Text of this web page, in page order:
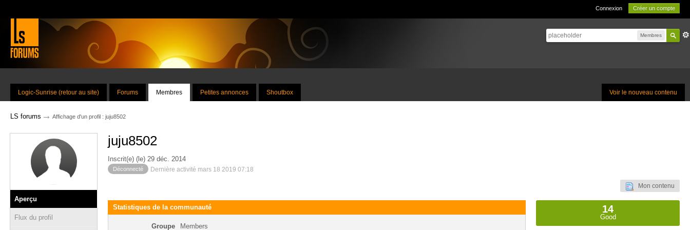
Connexion Créer un compte
Membres
Voir le nouveau contenu
Logic-Sunrise (retour au site) Forums Membres Petites annonces Shoutbox
LS forums → Affichage d'un profil : juju8502
Aperçu
Flux du profil
juju8502
Inscrit(e) (le) 29 déc. 2014
Déconnecté Dernière activité mars 18 2019 07:18
Mon contenu
Statistiques de la communauté
Groupe Members
14
Good